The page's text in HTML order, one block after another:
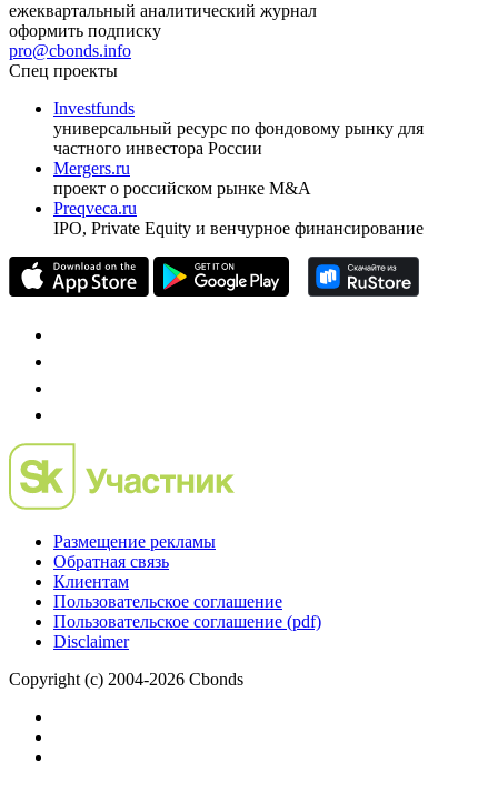
ежеквартальный аналитический журнал
оформить подписку
pro@cbonds.info
Спец проекты
Investfunds
универсальный ресурс по фондовому рынку для
частного инвестора России
Mergers.ru
проект о российском рынке M&A
Preqveca.ru
IPO, Private Equity и венчурное финансирование
Размещение рекламы
Обратная связь
Клиентам
Пользовательское соглашение
Пользовательское соглашение (pdf)
Disclaimer
Copyright (c) 2004-2026 Cbonds